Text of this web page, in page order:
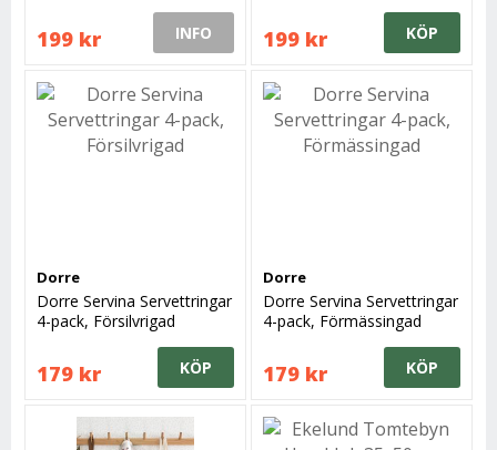
199 kr INFO 199 kr KÖP
Dorre
Dorre Servina Servettringar
4-pack, Försilvrigad
179 kr KÖP
Dorre
Dorre Servina Servettringar
4-pack, Förmässingad
179 kr KÖP